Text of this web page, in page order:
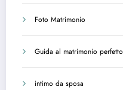
Foto Matrimonio
Guida al matrimonio perfetto
intimo da sposa